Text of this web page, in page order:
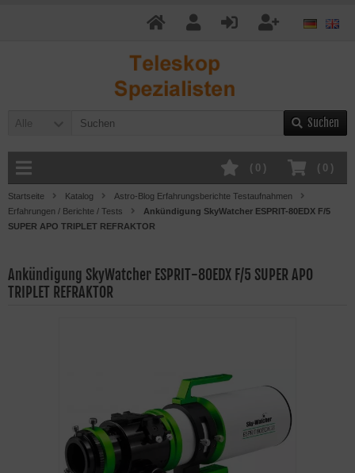
Alle Suchen
( 0 )
( 0 )
Startseite Katalog
Astro-Blog Erfahrungsberichte Testaufnahmen
Erfahrungen / Berichte / Tests
Ankündigung SkyWatcher ESPRIT-80EDX F/5
SUPER APO TRIPLET REFRAKTOR
Ankündigung SkyWatcher ESPRIT-80EDX F/5 SUPER APO
TRIPLET REFRAKTOR